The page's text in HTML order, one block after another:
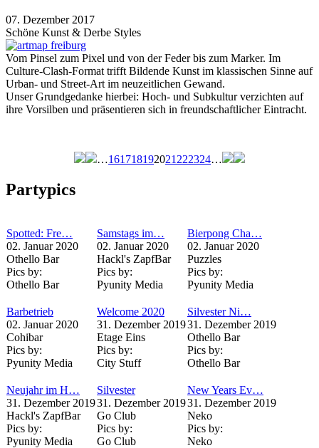
07. Dezember 2017
Schöne Kunst & Derbe Styles
Vom Pinsel zum Pixel und von der Feder bis zum Marker. Im
Culture-Clash-Format trifft Bildende Kunst im klassischen Sinne auf
Urban- und Street-Art im neuzeitlichen Gewand.
Unser Grundgedanke hierbei: Hoch- und Subkultur verzichten auf
ihre Vorsilben und präsentieren sich in freundschaftlicher Eintracht.
…161718192021 222324…
Partypics
Spotted: Fre…
02. Januar 2020
Othello Bar
Pics by:
Othello Bar
Samstags im…
02. Januar 2020
Hackl's ZapfBar
Pics by:
Pyunity Media
Bierpong Cha…
02. Januar 2020
Puzzles
Pics by:
Pyunity Media
Barbetrieb
02. Januar 2020
Cohibar
Pics by:
Pyunity Media
Welcome 2020
31. Dezember 2019
Etage Eins
Pics by:
City Stuff
Silvester Ni…
31. Dezember 2019
Othello Bar
Pics by:
Othello Bar
Neujahr im H…
31. Dezember 2019
Hackl's ZapfBar
Pics by:
Pyunity Media
Silvester
31. Dezember 2019
Go Club
Pics by:
Go Club
New Years Ev…
31. Dezember 2019
Neko
Pics by:
Neko